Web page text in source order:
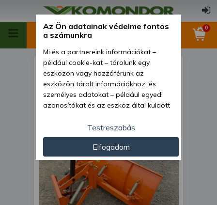
0
Tolólap 125cm-es, hidraulikus
emeléssel és hidraulikus
elforgatással, japán
kistraktorokhoz, Komondor
Az Ön adatainak védelme fontos
a számunkra
Mi és a partnereink információkat –
például cookie-kat – tárolunk egy
eszközön vagy hozzáférünk az
eszközön tárolt információkhoz, és
személyes adatokat – például egyedi
azonosítókat és az eszköz által küldött
személyre szabott hirdetések és
tartalom nyújtásához, hirdetés- és
tartalomméréshez, nézettségi adatok
gyűjtéséhez, valamint termékek
kifejlesztéséhez és a termékek
javításához. Az Ön engedélyével mi és a
partnereink eszközleolvasásos
módszerrel szerzett pontos geolokációs
Testreszabás
Elfogadom